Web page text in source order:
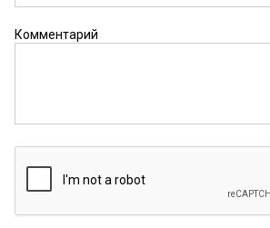
Комментарий